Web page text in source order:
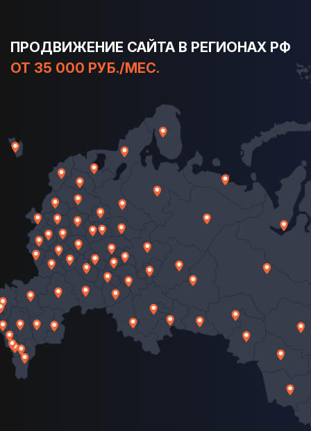
ПРОДВИЖЕНИЕ САЙТА В РЕГИОНАХ РФ
ОТ 35 000 РУБ./МЕС.